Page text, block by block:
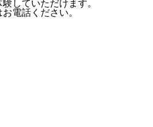
していただけます。
電話ください。